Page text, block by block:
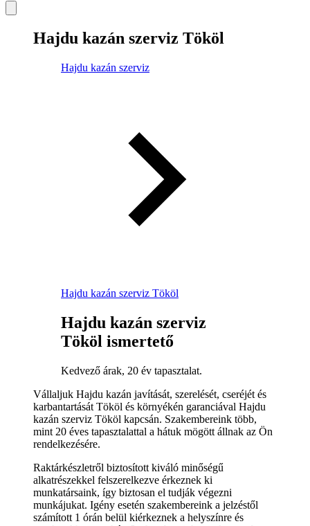
Hajdu kazán szerviz Tököl
Hajdu kazán szerviz
Hajdu kazán szerviz Tököl
Hajdu kazán szerviz
Tököl ismertető
Kedvező árak, 20 év tapasztalat.
Vállaljuk Hajdu kazán javítását, szerelését, cseréjét és
karbantartását Tököl és környékén garanciával Hajdu
kazán szerviz Tököl kapcsán. Szakembereink több,
mint 20 éves tapasztalattal a hátuk mögött állnak az Ön
rendelkezésére.
Raktárkészletről biztosított kiváló minőségű
alkatrészekkel felszerelkezve érkeznek ki
munkatársaink, így biztosan el tudják végezni
munkájukat. Igény esetén szakembereink a jelzéstől
számított 1 órán belül kiérkeznek a helyszínre és